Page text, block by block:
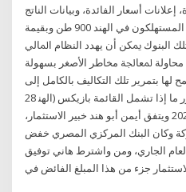
أسعار الفائدة، وبيانات الناتج
المحلي، في الوقت الذي اشترى المستهلكون في الهند 900 طن وبقيمة
ﺍﻟﺒﻨﻮﻙ ﳝﻜﻦ ﺃﻥ ﻳﻬﺪﺩ ﺍﻟﻨﻈﺎﻡ ﺍﳌﺎﻟﻲ
ﻣﺤﺎﻭﻟﺔ ﳌﻌﺎﳉﺔ ﻣﺨﺎﻃﺮ ﺍﻷﺻﻐﺮ ﺑﺴﻬﻮﻟﺔ
ﺑﺘﻤﺮﻳﺮ ﺗﻠﻚ ﺍﻟﺘﻜﺎﻟﻴﻒ ﺑﺎﻟﻜﺎﻣﻞ ﺇﻟﻰ
ﺍﻟﻌﻤﻼﺀ. ﻭﻋﻠﻰ ﻫﻴﺌﺔ ﺍﻟﺮﻗﺎﺑﺔ ﺃﻥ ﺗﻘﺮﺭ ﻣﺎ ﺇﺫﺍ ﺗﺸﻤﻞ ﺍﻟﻘﺎﺋﻤﺔ ﺑﺎﺯﻳﻜﺲ (ﺍﻟﻬﻨ 28
كانون الأول (ديسمبر) 2020 ويتفق أيمن أبو هند خبير الاستثمار،
وكان البنك المركزي المصري خفض
بمجموع 4% خلال العام الجاري، ومن واشترط هاني توفيق
جزء من هذا المبلغ الفائض في